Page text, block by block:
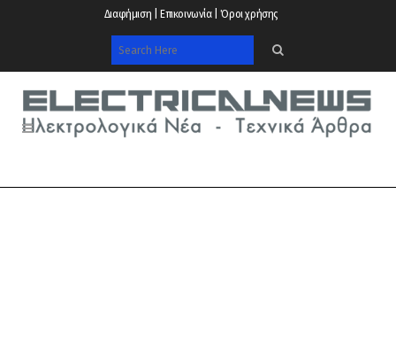
Διαφήμιση | Επικοινωνία | Όροι χρήσης